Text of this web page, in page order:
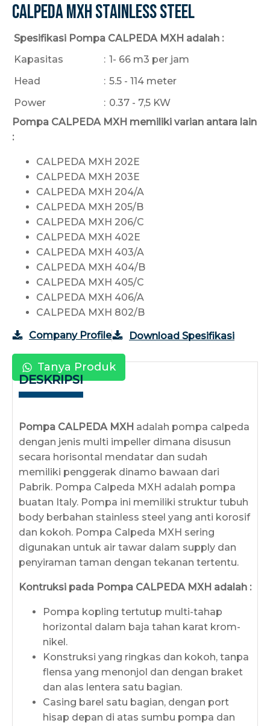
Calpeda MXH Stainless Steel
Spesifikasi Pompa CALPEDA MXH adalah :
Kapasitas
: 1- 66 m3 per jam
Head
: 5.5 - 114 meter
Power
: 0.37 - 7,5 KW
Pompa CALPEDAMXH memiliki varian antara lain
:
CALPEDA MXH 202E
CALPEDA MXH 203E
CALPEDA MXH 204/A
CALPEDA MXH 205/B
CALPEDA MXH 206/C
CALPEDA MXH 402E
CALPEDA MXH 403/A
CALPEDA MXH 404/B
CALPEDA MXH 405/C
CALPEDA MXH 406/A
CALPEDA MXH 802/B
Company Profile
Download Spesifikasi
Tanya Produk
DESKRIPSI
Pompa CALPEDA MXH adalah pompa calpeda
dengan jenis multi impeller dimana disusun
secara horisontal mendatar dan sudah
memiliki penggerak dinamo bawaan dari
Pabrik. Pompa Calpeda MXH adalah pompa
buatan Italy. Pompa ini memiliki struktur tubuh
body berbahan stainless steel yang anti korosif
dan kokoh. Pompa Calpeda MXH sering
digunakan untuk air tawar dalam supply dan
penyiraman taman dengan tekanan tertentu.
Kontruksi pada Pompa CALPEDA MXH adalah :
Pompa kopling tertutup multi-tahap
horizontal dalam baja tahan karat krom-
nikel.
Konstruksi yang ringkas dan kokoh, tanpa
flensa yang menonjol dan dengan braket
dan alas lentera satu bagian.
Casing barel satu bagian, dengan port
hisap depan di atas sumbu pompa dan